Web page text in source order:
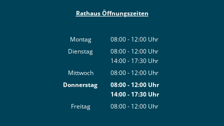
Rathaus Öffnungszeiten
Montag 08:00- 12:00 Uhr
Von 08:00 bis 12:00 Uhr
Dienstag 08:00- 12:00 Uhr
Von 08:00 bis 12:00 Uhr
14:00- 17:30 Uhr
Von 14:00 bis 17:30 Uhr
Mittwoch 08:00- 12:00 Uhr
Von 08:00 bis 12:00 Uhr
Donnerstag 08:00- 12:00Uhr
Von 08:00 bis 12:00 Uhr
14:00- 17:30Uhr
Von 14:00 bis 17:30 Uhr
Freitag 08:00- 12:00 Uhr